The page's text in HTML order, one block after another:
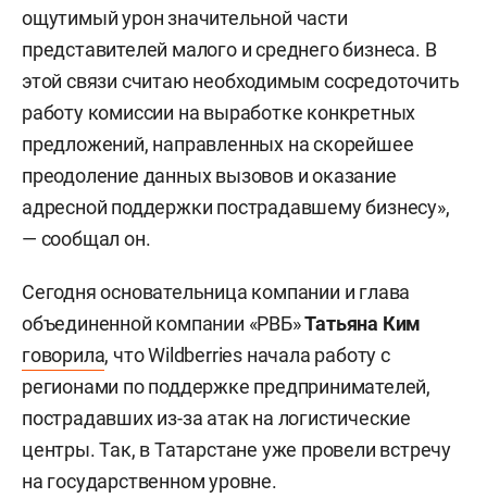
ощутимый урон значительной части
представителей малого и среднего бизнеса. В
этой связи считаю необходимым сосредоточить
работу комиссии на выработке конкретных
предложений, направленных на скорейшее
преодоление данных вызовов и оказание
адресной поддержки пострадавшему бизнесу»,
— сообщал он.
Сегодня основательница компании и глава
объединенной компании «РВБ»Татьяна Ким
говорила, что Wildberries начала работу с
регионами по поддержке предпринимателей,
пострадавших из-за атак на логистические
центры. Так, в Татарстане уже провели встречу
на государственном уровне.